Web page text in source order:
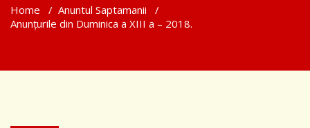
Home / Anuntul Saptamanii /
Anunțurile din Duminica a XIII a – 2018.